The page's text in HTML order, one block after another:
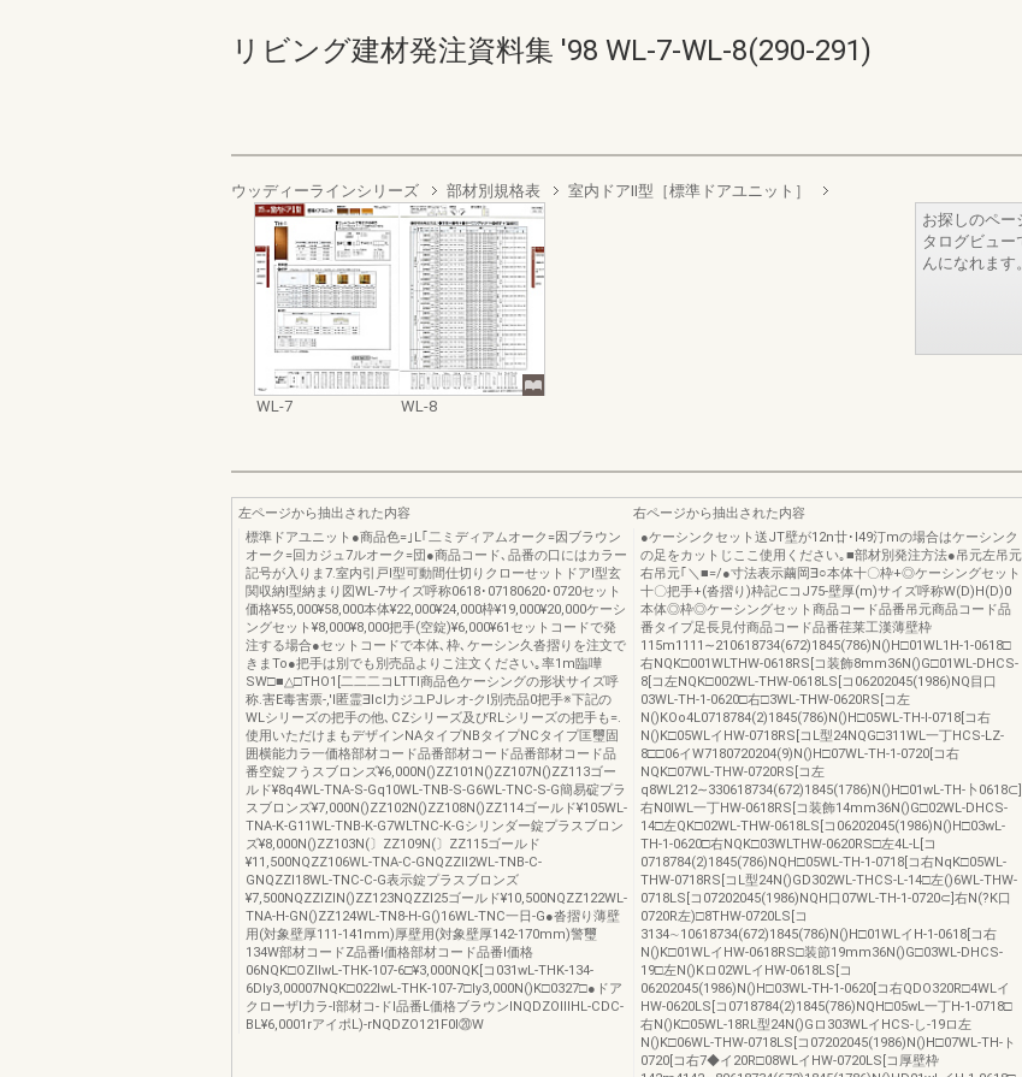
リビング建材発注資料集 '98 WL-7-WL-8(290-291)
ウッディーラインシリーズ 部材別規格表 室内ドアII型［標準ドアユニット］
WL-7 WL-8
お探しのペー
タログビュ
んになれます。
左ページから抽出された内容
標準ドアユニット●商品色=｣L｢二ミディアムオーク=因ブラウン
オーク=回カジュ7ルオーク=団●商品コード､品番の口にはカラー
記号が入りま7.室内引戸l型可動間仕切りクローせットドアⅠ型玄
関収納Ⅰ型納まり図WL-7サイズ呼称0618･07180620･0720セット
価格¥55,000¥58,000本体¥22,000¥24,000枠¥19,000¥20,000ケーシ
ングセット¥8,000¥8,000把手(空錠)¥6,000¥61セットコードで発
注する場合●セットコードで本体､枠､ケーシン久沓摺りを注文で
きまTo●把手は別でも別売品よりこ注文ください｡率1m臨嘩
SW□■△□THO1[二二二コLTTl商品色ケーシングの形状サイズ呼
称.害E毒害票-,'l匿霊∃lcI力ジユPJレオ-クl別売品0把手※下記の
WLシリーズの把手の他､CZシリーズ及びRLシリーズの把手も=.
使用いただけまもデザインNAタイプNBタイプNCタイプ匡璽固
囲横能力ラ一価格部材コード品番部材コード品番部材コード品
番空錠フうスブロンズ¥6,000N()ZZ101N()ZZ107N()ZZ113ゴー
ルド¥8q4WL-TNA-S-Gq10WL-TNB-S-G6WL-TNC-S-G簡易碇プラ
スブロンズ¥7,000N()ZZ102N()ZZ108N()ZZ114ゴールド¥105WL-
TNA-K-G11WL-TNB-K-G7WLTNC-K-Gシリンダー錠プラスブロン
ズ¥8,000N()ZZ103N(〕ZZ109N(〕ZZ115ゴールド
¥11,500NQZZ106WL-TNA-C-GNQZZll2WL-TNB-C-
GNQZZl18WL-TNC-C-G表示錠プラスブロンズ
¥7,500NQZZlZlN()ZZ123NQZZl25ゴールド¥10,500NQZZ122WL-
TNA-H-GN()ZZ124WL-TN8-H-G()16WL-TNC一日-G●沓摺り薄壁
用(対象壁厚111-141mm)厚壁用(対象壁厚142-170mm)警璽
134W部材コードZ品番l価格部材コード品番l価格
06NQK□OZllwL-THK-107-6□¥3,000NQK[コ031wL-THK-134-
6Dly3,00007NQK□022lwL-THK-107-7□Iy3,000N()K□0327□●ドア
クローザl力ラ-l部材コ-ドl品番L価格ブラウンlNQDZOlllHL-CDC-
BL¥6,0001rアイポL)-rNQDZO121F0l⑳W
右ページから抽出された内容
●ケーシンクセット送JT壁が12n廿･I49汀mの場合はケーシンク
の足をカットじここ使用ください｡■部材別発注方法●吊元左吊元
右吊元｢＼■=/●寸法表示繭岡∃○本体十〇枠+◎ケーシングセット
十〇把手+(沓摺り)枠記⊂コJ75-壁厚(m)サイズ呼称W(D)H(D)0
本体◎枠◎ケーシングセット商品コード品番吊元商品コード品
番タイプ足長見付商品コード品番荏莱工漢薄壁枠
115m1111∼210618734(672)1845(786)N()H□01WL1H-1-0618□
右NQK□001WLTHW-0618RS[コ装飾8mm36N()G□01WL-DHCS-
8[コ左NQK□002WL-THW-0618LS[コ06202045(1986)NQ目口
03WL-TH-1-0620□右□3WL-THW-0620RS[コ左
N()KOo4L0718784(2)1845(786)N()H□05WL-TH-l-0718[コ右
N()K□05WLイHW-0718RS[コL型24NQG□311WL一丁HCS-LZ-
8□□06イW7180720204(9)N()H□07WL-TH-1-0720[コ右
NQK□07WL-THW-0720RS[コ左
q8WL212∼330618734(672)1845(1786)N()H□01wL-TH-卜0618⊂]
右N0lWL一丁HW-0618RS[コ装飾14mm36N()G□02WL-DHCS-
14□左QK□02WL-THW-0618LS[コ06202045(1986)N()H□03wL-
TH-1-0620□右NQK□03WLTHW-0620RS□左4L-L[コ
0718784(2)1845(786)NQH□05WL-TH-1-0718[コ右NqK□05WL-
THW-0718RS[コL型24N()GD302WL-THCS-L-14□左()6WL-THW-
0718LS[コ07202045(1986)NQH口07WL-TH-1-0720⊂]右N(?K口
0720R左)□8THW-0720LS[コ
3134∼10618734(672)1845(786)N()H□01WLイH-1-0618[コ右
N()K□01WLイHW-0618RS□装節19mm36N()G□03WL-DHCS-
19□左N()Kロ02WLイHW-0618LS[コ
06202045(1986)N()H□03WL-TH-1-0620[コ右QDO320R□4WLイ
HW-0620LS[コ0718784(2)1845(786)NQH□05wL一丁H-1-0718□
右N()K□05WL-18RL型24N()Gロ303WLイHCS-し-19ロ左
N()K□06WL-THW-0718LS[コ07202045(1986)N()H□07WL-TH-ト
0720[コ右7◆イ20R□08WLイHW-0720LS[コ厚壁枠